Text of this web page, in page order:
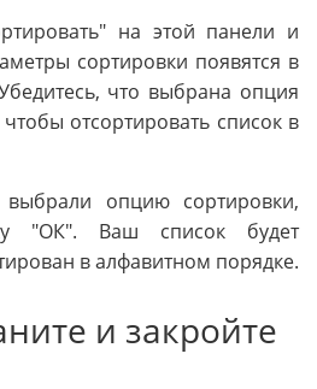
на этой панели и
сортировки появятся в
что выбрана опция
чтобы отсортировать список в
опцию сортировки,
"ОК". Ваш список будет
в алфавитном порядке.
и закройте